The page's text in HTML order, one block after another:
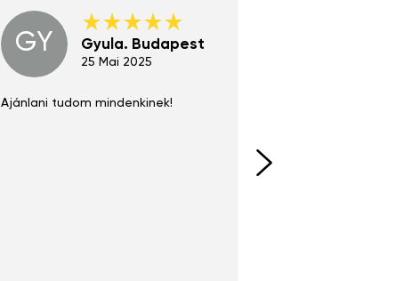
GY Gyula. Budapest
25 Mai 2025
Ajánlani tudom mindenkinek!